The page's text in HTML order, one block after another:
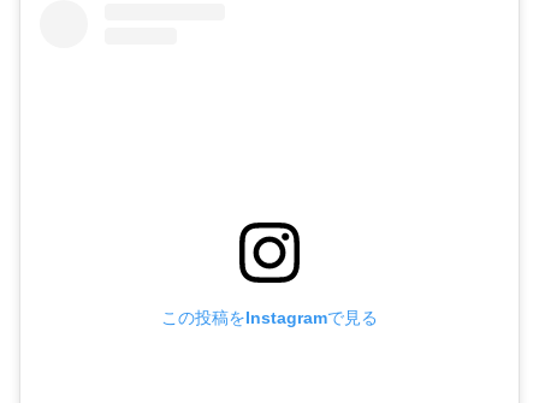
この投稿をInstagramで見る